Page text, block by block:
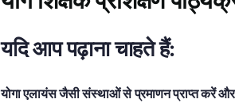
यदि आप पढ़ाना चाहते हैं:
योगा एलायंस जैसी संस्थाओं से प्रमाणन प्राप्त करें